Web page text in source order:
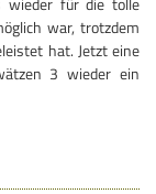
war, trotzdem
hat. Jetzt eine
3 wieder ein